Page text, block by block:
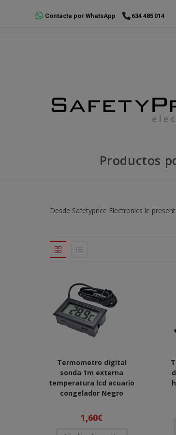
Contacta por WhatsApp 634 485 014
Productos
Desde Safetyprice Electronics le
Termometro digital
sonda 1m externa
temperatura lcd acuario
congelador Negro
1,60€